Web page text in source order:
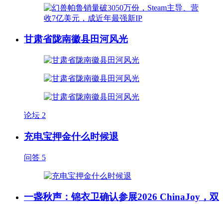
甘肃省陇南徽县田河风光
论坛 2
充电宝押金什么时候退
问答 5
一盏秋声：锦衣卫确认参展2026 ChinaJoy，双